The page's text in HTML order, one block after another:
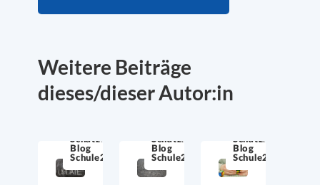
Weitere Beiträge
dieses/dieser Autor:in
Schatzkiste
Blog
Schule21
Schatzkiste
Blog
Schule21
Schatzkiste
Blog
Schule21